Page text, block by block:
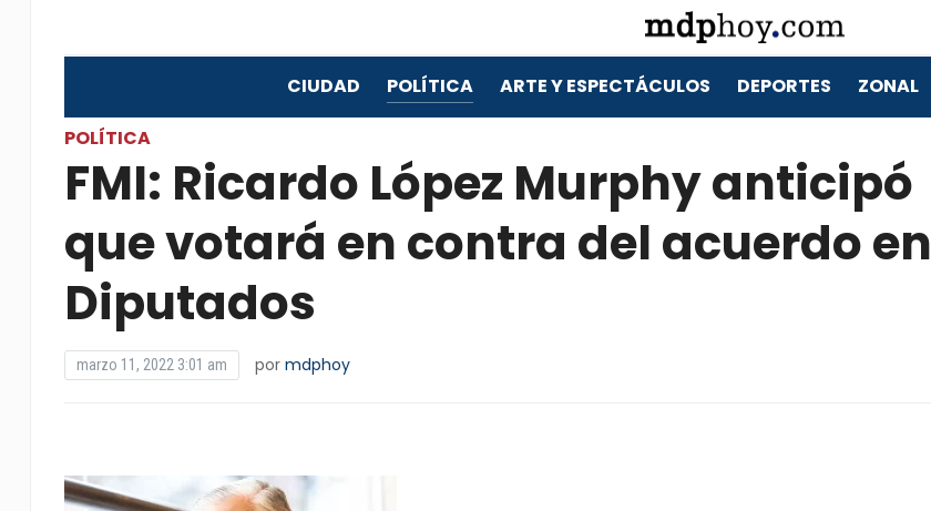
CIUDAD POLÍTICA ARTE Y ESPECTÁCULOS DEPORTES ZONAL
POLÍTICA
FMI: Ricardo López Murphy anticipó
que votará en contra del acuerdo en
Diputados
marzo 11, 2022 3:01 am por mdphoy